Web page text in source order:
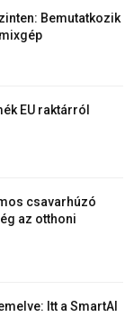
Bemutatkozik
EU raktárról
csavarhúzó
az otthoni
Itt a SmartAI